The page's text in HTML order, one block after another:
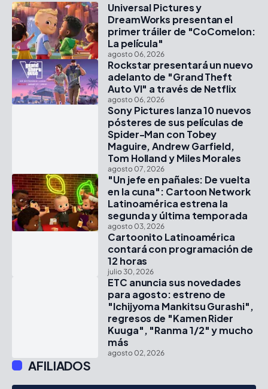
Universal Pictures y
DreamWorks presentan el
primer tráiler de "CoComelon:
La película"
agosto 06, 2026
Rockstar presentará un nuevo
adelanto de "Grand Theft
Auto VI" a través de Netflix
agosto 06, 2026
Sony Pictures lanza 10 nuevos
pósteres de sus películas de
Spider-Man con Tobey
Maguire, Andrew Garfield,
Tom Holland y Miles Morales
agosto 07, 2026
"Un jefe en pañales: De vuelta
en la cuna": Cartoon Network
Latinoamérica estrena la
segunda y última temporada
agosto 03, 2026
Cartoonito Latinoamérica
contará con programación de
12 horas
julio 30, 2026
ETC anuncia sus novedades
para agosto: estreno de
"Ichijyoma Mankitsu Gurashi",
regresos de "Kamen Rider
Kuuga", "Ranma 1/2" y mucho
más
agosto 02, 2026
AFILIADOS